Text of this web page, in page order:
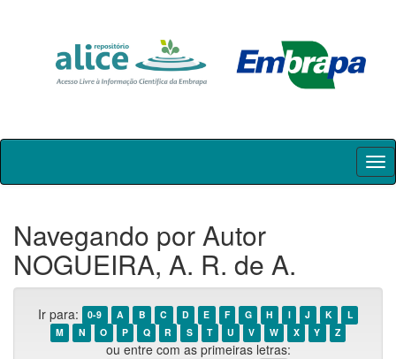
Skip
Navegando por Autor
NOGUEIRA, A. R. de A.
Ir para: 0-9 A B C D E F G H I J K
L
M
N O P Q R S T U V W X Y Z
ou entre com as primeiras letras: